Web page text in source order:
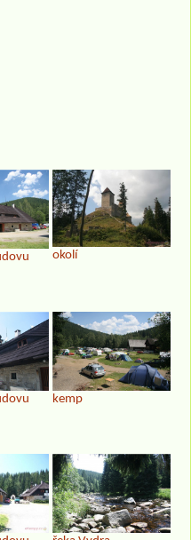
okolí
kemp